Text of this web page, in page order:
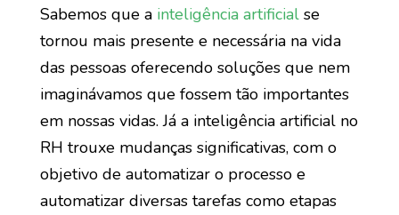
Sabemos que a inteligência artificial se
tornou mais presente e necessária na vida
das pessoas oferecendo soluções que nem
imaginávamos que fossem tão importantes
em nossas vidas. Já a inteligência artificial no
RH trouxe mudanças significativas, com o
objetivo de automatizar o processo e
automatizar diversas tarefas como etapas